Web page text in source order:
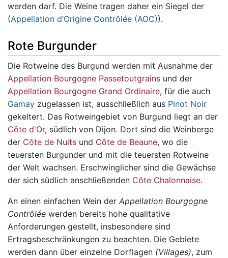
werden darf. Die Weine tragen daher ein Siegel der
(Appellation d’Origine Contrôlée (AOC)).
Rote Burgunder
Die Rotweine des Burgund werden mit Ausnahme der
Appellation Bourgogne Passetoutgrains und der
Appellation Bourgogne Grand Ordinaire, für die auch
Gamay zugelassen ist, ausschließlich aus Pinot Noir
gekeltert. Das Rotweingebiet von Burgund liegt an der
Côte d'Or, südlich von Dijon. Dort sind die Weinberge
der Côte de Nuits und Côte de Beaune, wo die
teuersten Burgunder und mit die teuersten Rotweine
der Welt wachsen. Erschwinglicher sind die Gewächse
der sich südlich anschließenden Côte Chalonnaise.
An einen einfachen Wein der Appellation Bourgogne
Contrôlée werden bereits hohe qualitative
Anforderungen gestellt, insbesondere sind
Ertragsbeschränkungen zu beachten. Die Gebiete
werden dann über einzelne Dorflagen (Villages), zum